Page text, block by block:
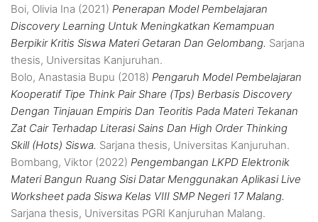
Boi, Olivia Ina (2021) Penerapan Model Pembelajaran
Discovery Learning Untuk Meningkatkan Kemampuan
Berpikir Kritis Siswa Materi Getaran Dan Gelombang. Sarjana
thesis, Universitas Kanjuruhan.
Bolo, Anastasia Bupu (2018) Pengaruh Model Pembelajaran
Kooperatif Tipe Think Pair Share (Tps) Berbasis Discovery
Dengan Tinjauan Empiris Dan Teoritis Pada Materi Tekanan
Zat Cair Terhadap Literasi Sains Dan High Order Thinking
Skill (Hots) Siswa. Sarjana thesis, Universitas Kanjuruhan.
Bombang, Viktor (2022) Pengembangan LKPD Elektronik
Materi Bangun Ruang Sisi Datar Menggunakan Aplikasi Live
Worksheet pada Siswa Kelas VIII SMP Negeri 17 Malang.
Sarjana thesis, Universitas PGRI Kanjuruhan Malang.